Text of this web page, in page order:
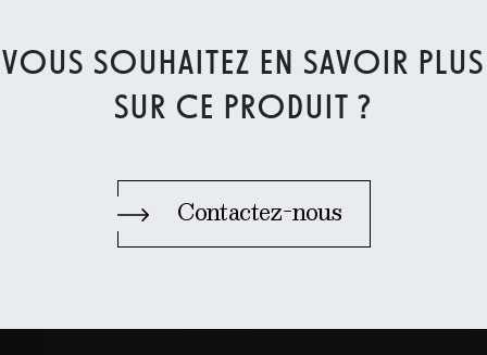
VOUS SOUHAITEZ EN SAVOIR PLUS
SUR CE PRODUIT ?
Contactez-nous